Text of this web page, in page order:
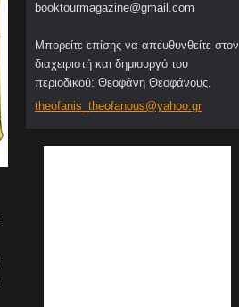
booktourmagazine@gmail.com
Μπορείτε επίσης να απευθυνθείτε στον
διαχειριστή και δημιουργό του
περιοδικού: Θεοφάνη Θεοφάνους.
theofanis_theofanous@yahoo.gr